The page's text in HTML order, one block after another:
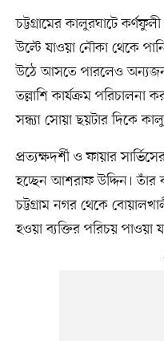
চট্টগ্রামের কালুরঘাটে
উল্টে যাওয়া নৌকা থেকে
উঠে আসতে পারলেও
তল্লাশি কার্যক্রম পরিচালনা
সন্ধ্যা সোয়া ছয়টার দিকে
প্রত্যক্ষদর্শী ও ফায়ার
হচ্ছেন আশরাফ উদ্দিন।
চট্টগ্রাম নগর থেকে
হওয়া ব্যক্তির পরিচয় পাওয়া